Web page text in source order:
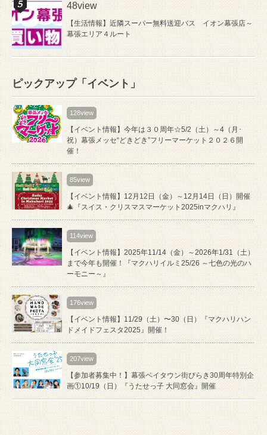
48view
【生活情報】近隣スーパー無料送迎バス イオン幕張店～
幕張エリア４ルート
ピックアップ「イベント」
128view
【イベント情報】今年は３０周年☆5/2（土）～4（月･
祝）幕張メッセ“どきどき”フリーマーケット２０２６開
催！
85view
【イベント情報】12月12日（金）～12月14日（日）開催
🎄『スイス・クリスマスマーケット2025inマクハリ』
114view
【イベント情報】2025年11/14（金）～2026年1/31（土）
まで今年も開催！『マクハリイルミ25/26 ～七色の光のハ
ーモニー～』
176view
【イベント情報】11/29（土）〜30（日）『マクハリハン
ドメイドフェスタ2025』開催！
207view
【参加者募集中！】幕張ベイタウン街びらき30周年特別企
画①10/19（日）『うたせっ子 大同窓会』開催